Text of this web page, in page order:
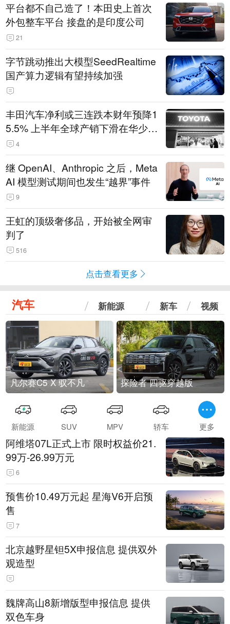
平台都不自己造了！本田史上首次
外包整车平台 接盘的是印度公司
21
字节跳动推出大模型SeedRealtime
国产算力逻辑有望持续加强
丰田汽车净利或三连跌本财年预降1
5.5% 上半年全球产销下滑在华少卖
14.3万辆
4
继 OpenAI、Anthropic 之后，Meta
AI 模型测试期间也发生“越界”事件
9
王虹的顶级奢侈品，开始被全网审
判了
516
点击查看更多
汽车 新能源 新车 视频
凡尔赛C5 X 驭不凡 探险者 四驱穿越版
新能源 SUV MPV 轿车 更多
阿维塔07L正式上市 限时权益价21.
99万-26.99万元
6
预售价10.49万元起 星海V6开启预
售
7
北京越野星钽5X申报信息 提供双外
观造型
魏牌高山8新增版型申报信息 提供
双色车身